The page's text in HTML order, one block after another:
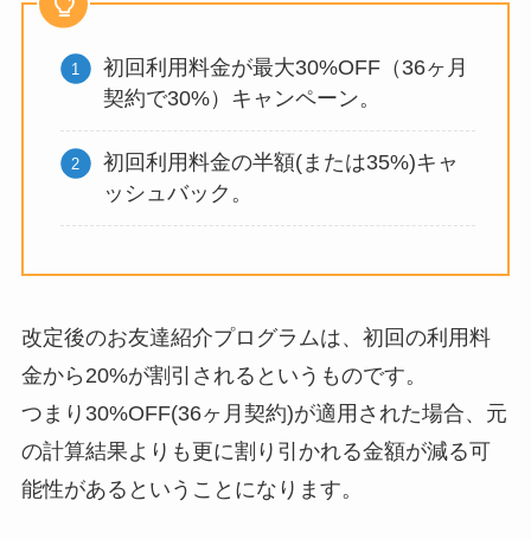
初回利用料金が最大30%OFF（36ヶ月
契約で30%）キャンペーン。
初回利用料金の半額(または35%)キャ
ッシュバック。
改定後のお友達紹介プログラムは、初回の利用料
金から20%が割引されるというものです。
つまり30%OFF(36ヶ月契約)が適用された場合、元
の計算結果よりも更に割り引かれる金額が減る可
能性があるということになります。